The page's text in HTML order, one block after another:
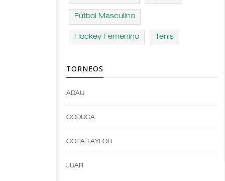
Fútbol Masculino
Hockey Femenino Tenis
TORNEOS
Open
Deportes
configuration
options
Open
configuration
options
ADAU
CODUCA
COPA TAYLOR
JUAR